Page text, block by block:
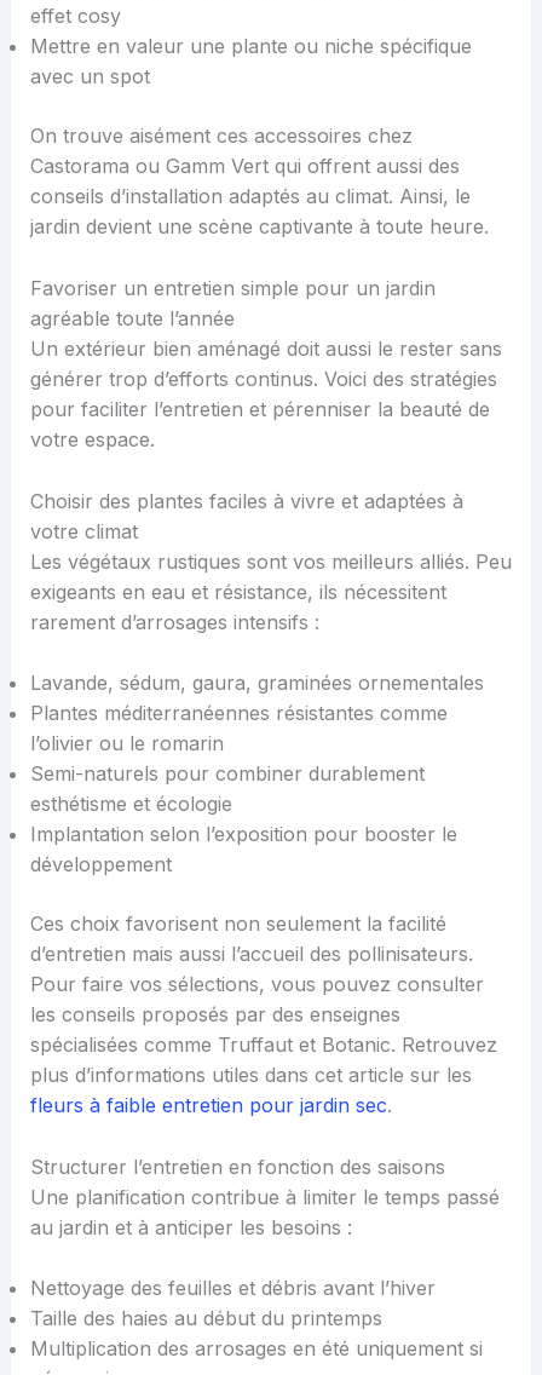
effet cosy
Mettre en valeur une plante ou niche spécifique
avec un spot
On trouve aisément ces accessoires chez
Castorama ou Gamm Vert qui offrent aussi des
conseils d’installation adaptés au climat. Ainsi, le
jardin devient une scène captivante à toute heure.
Favoriser un entretien simple pour un jardin
agréable toute l’année
Un extérieur bien aménagé doit aussi le rester sans
générer trop d’efforts continus. Voici des stratégies
pour faciliter l’entretien et pérenniser la beauté de
votre espace.
Choisir des plantes faciles à vivre et adaptées à
votre climat
Les végétaux rustiques sont vos meilleurs alliés. Peu
exigeants en eau et résistance, ils nécessitent
rarement d’arrosages intensifs :
Lavande, sédum, gaura, graminées ornementales
Plantes méditerranéennes résistantes comme
l’olivier ou le romarin
Semi-naturels pour combiner durablement
esthétisme et écologie
Implantation selon l’exposition pour booster le
développement
Ces choix favorisent non seulement la facilité
d’entretien mais aussi l’accueil des pollinisateurs.
Pour faire vos sélections, vous pouvez consulter
les conseils proposés par des enseignes
spécialisées comme Truffaut et Botanic. Retrouvez
plus d’informations utiles dans cet article sur les
fleurs à faible entretien pour jardin sec.
Structurer l’entretien en fonction des saisons
Une planification contribue à limiter le temps passé
au jardin et à anticiper les besoins :
Nettoyage des feuilles et débris avant l’hiver
Taille des haies au début du printemps
Multiplication des arrosages en été uniquement si